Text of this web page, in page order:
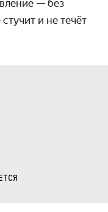
— без
и не течёт